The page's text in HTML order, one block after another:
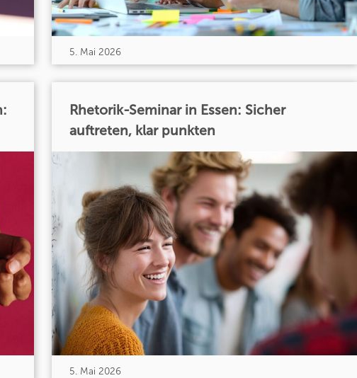
5. Mai 2026
Rhetorik-Seminar in Essen: Sicher
auftreten, klar punkten
5. Mai 2026